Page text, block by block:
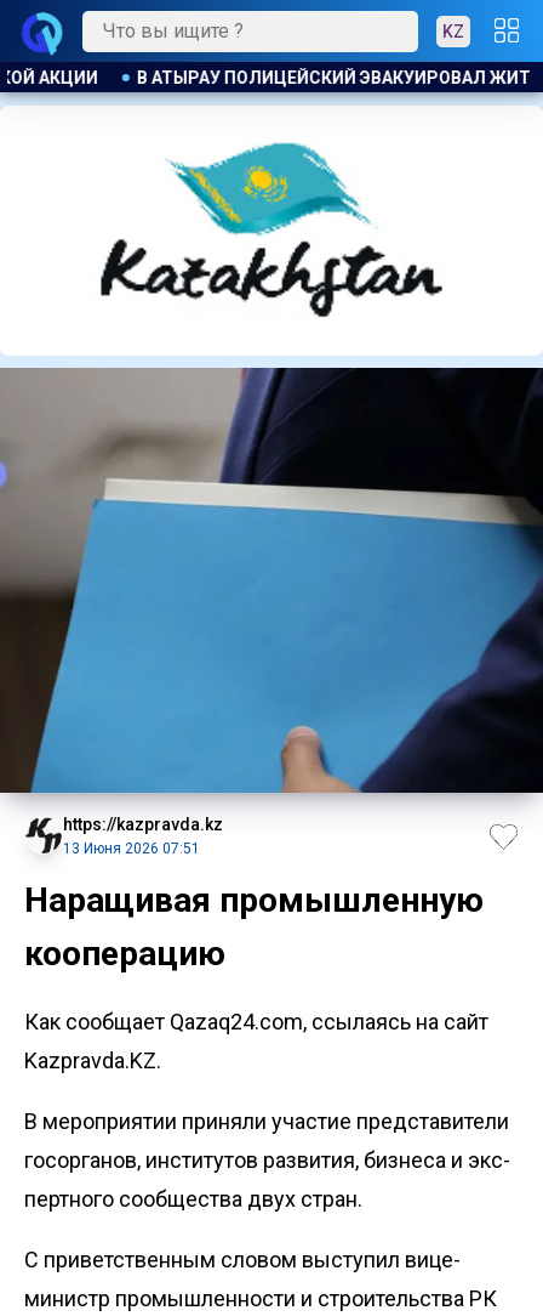
KZ
ЖИТЕЛЕЙ ДОМА ПРИ ПОЖАРЕ ПОЖАР НА
https://kazpravda.kz
13 Июня 2026 07:51
Наращивая промышленную
кооперацию
Как сообщает Qazaq24.com, ссылаясь на сайт
Kazpravda.KZ.
В мероприятии приняли участие представители
госорганов, инс­титутов развития, бизнеса и экс­
пертного сообщества двух стран.
С приветственным словом выступил вице-
министр промышленности и строительства РК